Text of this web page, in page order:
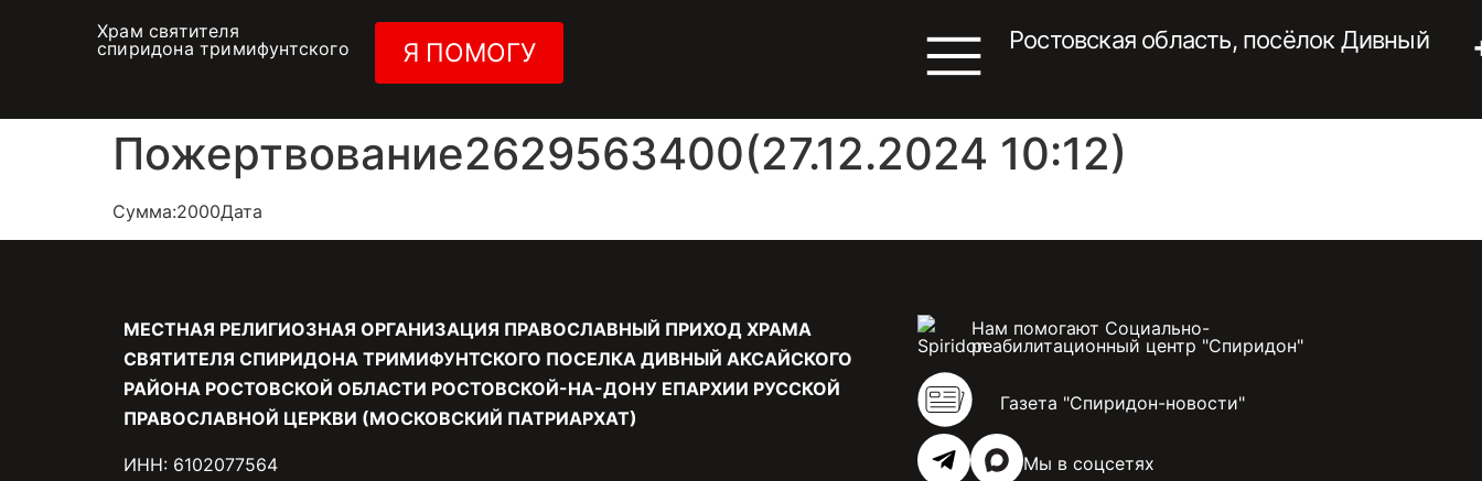
Храм святителя
спиридона тримифунтского
Я ПОМОГУ Ростовская область, посёлок Дивный
Пожертвование2629563400(27.12.2024 10:12)
Сумма:2000Дата
МЕСТНАЯ РЕЛИГИОЗНАЯ ОРГАНИЗАЦИЯ ПРАВОСЛАВНЫЙ ПРИХОД ХРАМА
СВЯТИТЕЛЯ СПИРИДОНА ТРИМИФУНТСКОГО ПОСЕЛКА ДИВНЫЙ АКСАЙСКОГО
РАЙОНА РОСТОВСКОЙ ОБЛАСТИ РОСТОВСКОЙ-НА-ДОНУ ЕПАРХИИ РУССКОЙ
ПРАВОСЛАВНОЙ ЦЕРКВИ (МОСКОВСКИЙ ПАТРИАРХАТ)
ИНН: 6102077564
Нам помогают Социально-
реабилитационный центр "Спиридон"
Газета "Спиридон-новости"
Мы в соцсетях